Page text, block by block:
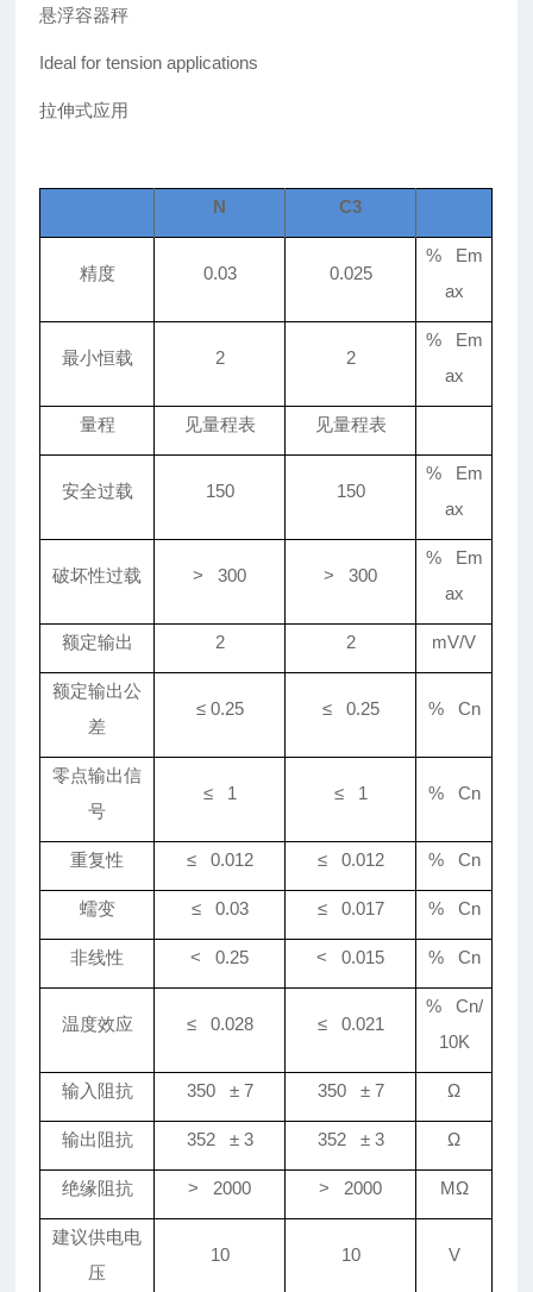
悬浮容器秤
Ideal for tension applications
拉伸式应用
N C3
精度 0.03 0.025
% Em
ax
最小恒载 2 2
% Em
ax
量程 见量程表 见量程表
安全过载 150 150
% Em
ax
破坏性过载 > 300 > 300
% Em
ax
额定输出 2 2 mV/V
额定输出公
差
≤0.25 ≤ 0.25 % Cn
零点输出信
号
≤ 1 ≤ 1 % Cn
重复性 ≤ 0.012 ≤ 0.012 % Cn
蠕变 ≤ 0.03 ≤ 0.017 % Cn
非线性 < 0.25 < 0.015 % Cn
温度效应 ≤ 0.028 ≤ 0.021
% Cn/
10K
输入阻抗 350 ± 7 350 ± 7 Ω
输出阻抗 352 ± 3 352 ± 3 Ω
绝缘阻抗 > 2000 > 2000 MΩ
建议供电电
压
10 10 V